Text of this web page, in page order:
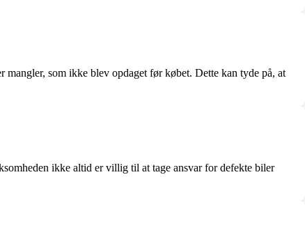
som ikke blev opdaget før købet. Dette kan tyde på, at
ikke altid er villig til at tage ansvar for defekte biler